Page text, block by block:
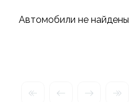
Автомобили не найдены